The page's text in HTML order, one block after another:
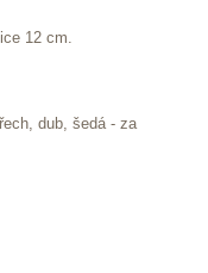
12 cm.
dub, šedá - za